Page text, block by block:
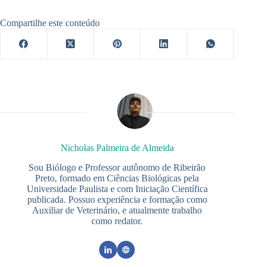
Compartilhe este conteúdo
Nicholas Palmeira de Almeida
Sou Biólogo e Professor autônomo de Ribeirão
Preto, formado em Ciências Biológicas pela
Universidade Paulista e com Iniciação Científica
publicada. Possuo experiência e formação como
Auxiliar de Veterinário, e atualmente trabalho
como redator.